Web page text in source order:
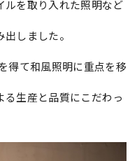
ルを取り入れた照明など
しました。
得て和風照明に重点を移
生産と品質にこだわっ